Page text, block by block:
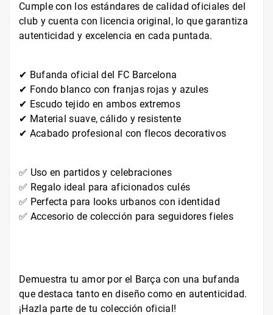
Cumple con los estándares de calidad oficiales del
club y cuenta con licencia original, lo que garantiza
autenticidad y excelencia en cada puntada.
✔ Bufanda oficial del FC Barcelona
✔ Fondo blanco con franjas rojas y azules
✔ Escudo tejido en ambos extremos
✔ Material suave, cálido y resistente
✔ Acabado profesional con flecos decorativos
✅ Uso en partidos y celebraciones
✅ Regalo ideal para aficionados culés
✅ Perfecta para looks urbanos con identidad
✅ Accesorio de colección para seguidores fieles
Demuestra tu amor por el Barça con una bufanda
que destaca tanto en diseño como en autenticidad.
¡Hazla parte de tu colección oficial!